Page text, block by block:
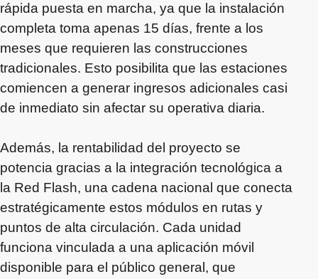
rápida puesta en marcha, ya que la instalación
completa toma apenas 15 días, frente a los
meses que requieren las construcciones
tradicionales. Esto posibilita que las estaciones
comiencen a generar ingresos adicionales casi
de inmediato sin afectar su operativa diaria.
Además, la rentabilidad del proyecto se
potencia gracias a la integración tecnológica a
la Red Flash, una cadena nacional que conecta
estratégicamente estos módulos en rutas y
puntos de alta circulación. Cada unidad
funciona vinculada a una aplicación móvil
disponible para el público general, que